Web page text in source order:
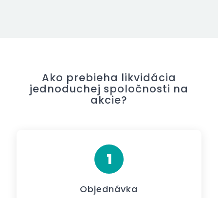
Ako prebieha likvidácia
jednoduchej spoločnosti na
akcie?
Objednávka